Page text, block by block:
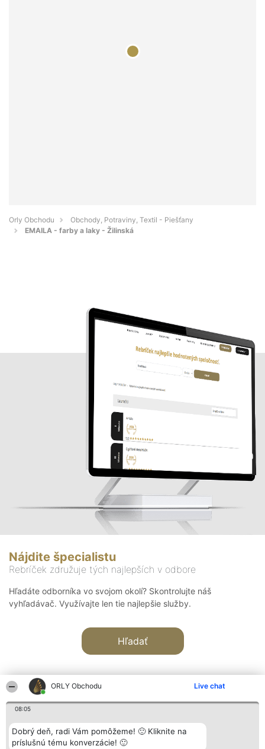
ORLY Obchodu Live chat
08:05
Dobrý deň, radi Vám pomôžeme! 🙂 Kliknite na
príslušnú tému konverzácie! 🙂
Orly Obchodu
Obchody, Potraviny, Textil - Piešťany
EMAILA - farby a laky - Žilinská
Nájdite špecialistu
Rebríček združuje tých najlepších v odbore
Hľadáte odborníka vo svojom okolí? Skontrolujte náš
vyhľadávač. Využívajte len tie najlepšie služby.
Hľadať
Organizátor hodnotenia
Bright Side Solutions sp. z o.
o. sp. k.
Hodnotenie
Laureáti
Lista
Kontakt
Kontakt